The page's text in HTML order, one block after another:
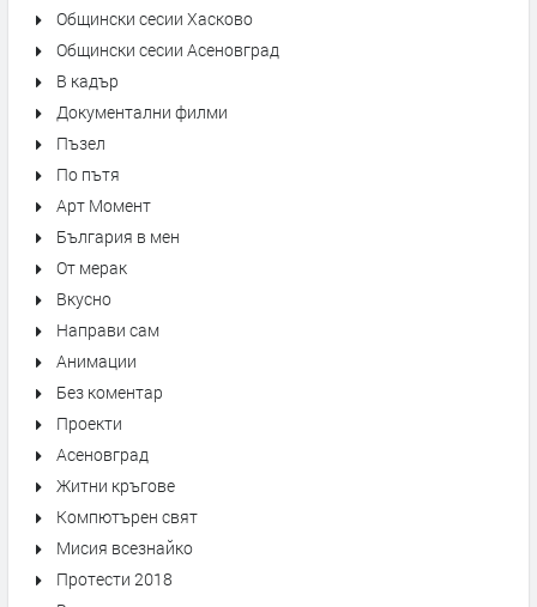
Общински сесии Хасково
Общински сесии Асеновград
В кадър
Документални филми
Пъзел
По пътя
Арт Момент
България в мен
От мерак
Вкусно
Направи сам
Анимации
Без коментар
Проекти
Асеновград
Житни кръгове
Компютърен свят
Мисия всезнайко
Протести 2018